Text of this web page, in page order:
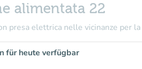
alimentata 22
presa elettrica nelle vicinanze per
für heute verfügbar